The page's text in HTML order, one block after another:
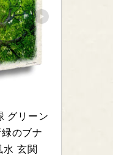
グリーン
のブナ
水 玄関